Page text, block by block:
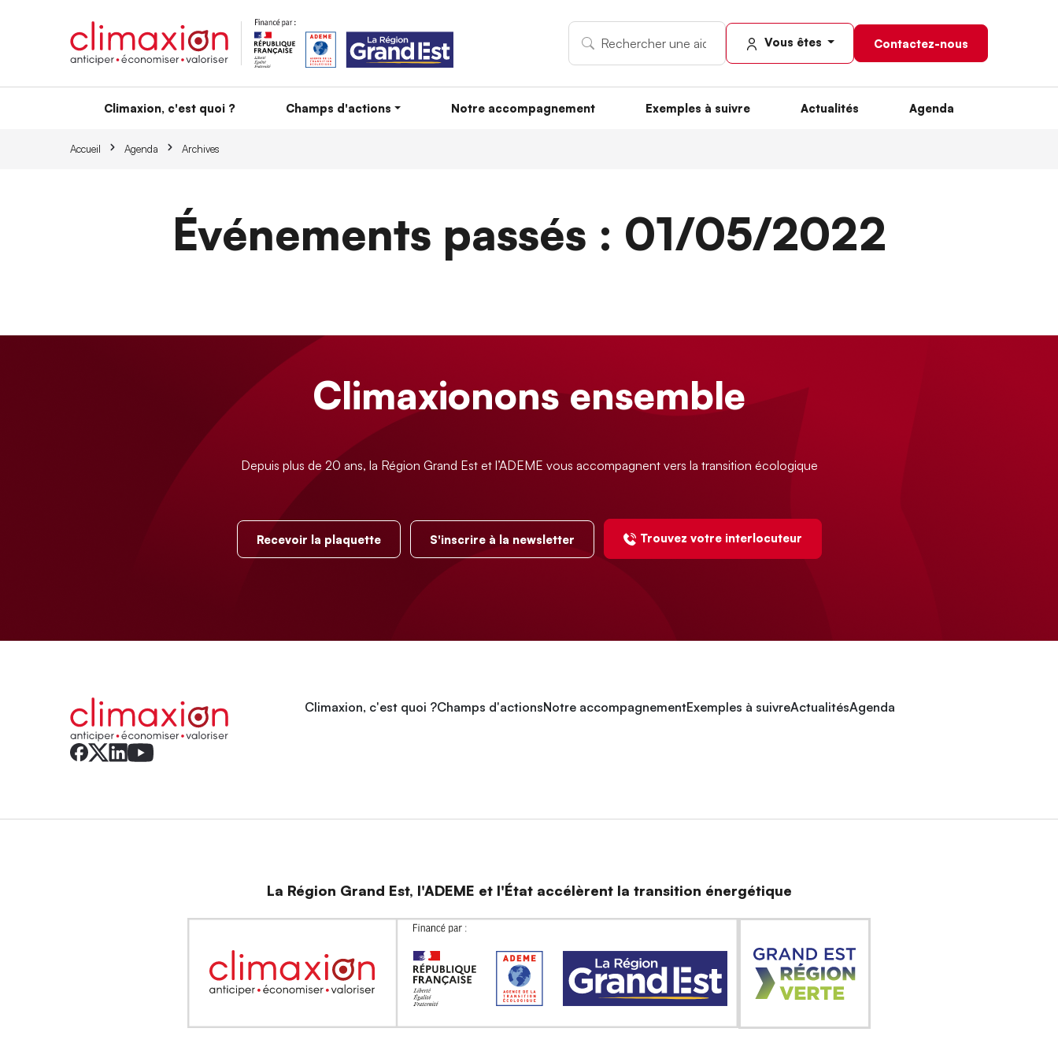
Vous êtes Contactez-nous
Climaxion, c'est quoi ? Champs d'actions Notre accompagnement Exemples à suivre Actualités Agenda
Accueil Agenda Archives
Événements passés : 01/05/2022
Climaxionons ensemble
Depuis plus de 20 ans, la Région Grand Est et l’ADEME vous accompagnent vers la transition écologique
Recevoir la plaquette S'inscrire à la newsletter Trouvez votre interlocuteur
Climaxion, c'est quoi ?Champs d'actionsNotre accompagnementExemples à suivreActualitésAgenda
La Région Grand Est, l'ADEME et l'État accélèrent la transition énergétique